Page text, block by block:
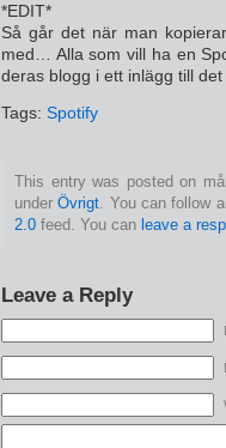
*EDIT*
Så går det när man
med… Alla som vill ha en
deras blogg i ett inlägg till
Tags: Spotify
This entry was posted on
underÖvrigt . You can follow
2.0 feed. You can leave a
Leave a Reply